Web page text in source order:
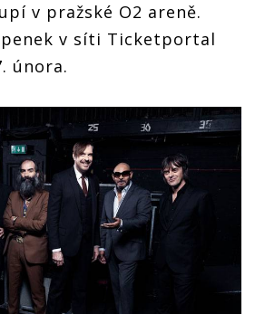
v pražské O2 areně.
v síti Ticketportal
února.